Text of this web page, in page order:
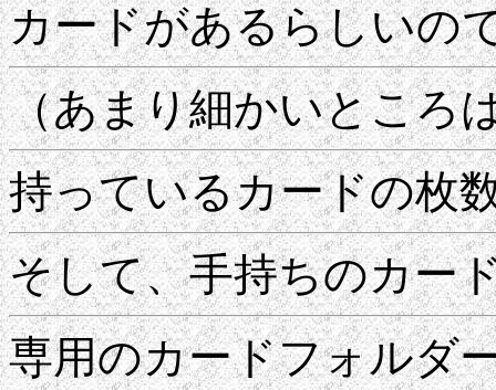
カードがあるらしいの
（あまり細かいところ
持っているカードの枚
そして、手持ちのカー
専用のカードフォルダ